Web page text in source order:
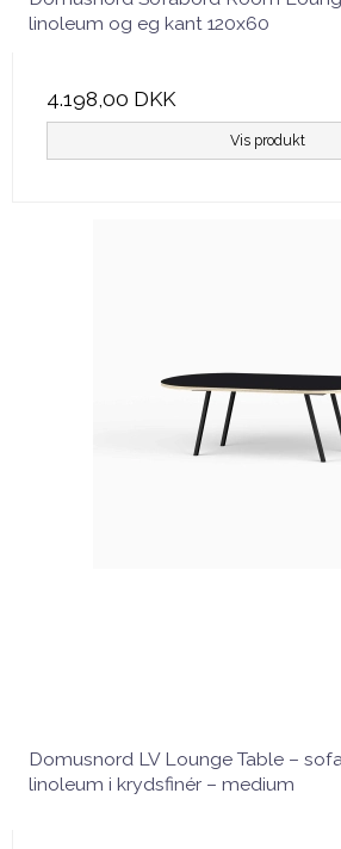
linoleum og eg kant 120x60
4.198,00 DKK
Vis produkt
Domusnord LV Lounge Table –
linoleum i krydsfinér – medium